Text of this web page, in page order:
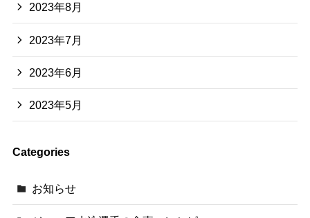
2023年8月
2023年7月
2023年6月
2023年5月
Categories
お知らせ